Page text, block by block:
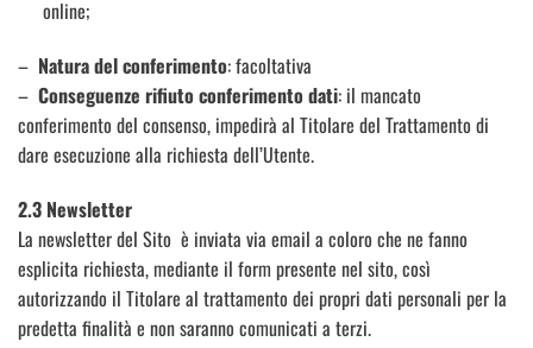
online;
– Natura del conferimento: facoltativa
– Conseguenze rifiuto conferimento dati: il mancato
conferimento del consenso, impedirà al Titolare del Trattamento di
dare esecuzione alla richiesta dell’Utente.
2.3 Newsletter
La newsletter del Sito è inviata via email a coloro che ne fanno
esplicita richiesta, mediante il form presente nel sito, così
autorizzando il Titolare al trattamento dei propri dati personali per la
predetta finalità e non saranno comunicati a terzi.